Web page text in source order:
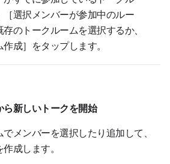
［選択メンバーが参加中のルー
のトークルームを選択するか、
作成］をタップします。
新しいトークを開始
メンバーを選択したり追加して、
成します。